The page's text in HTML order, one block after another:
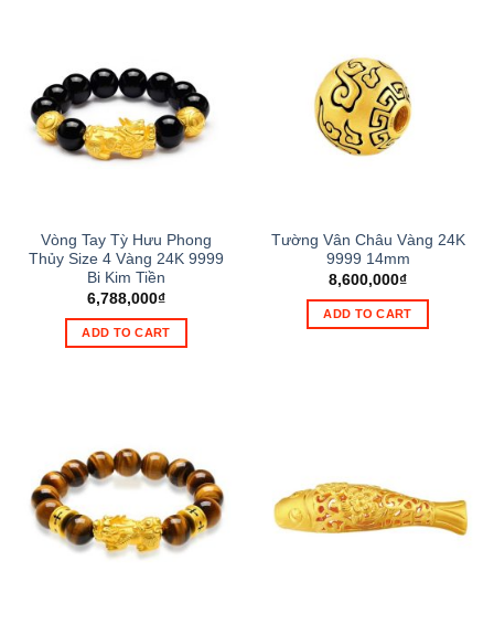
Vòng Tay Tỳ Hưu Phong
Thủy Size 4 Vàng 24K 9999
Bi Kim Tiền
6,788,000₫
ADD TO CART
Tường Vân Châu Vàng 24K
9999 14mm
8,600,000₫
ADD TO CART